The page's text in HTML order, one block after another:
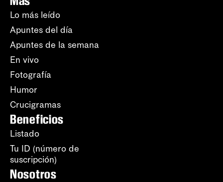
Lo más leído
Apuntes del día
Apuntes de la semana
En vivo
Fotografía
Humor
Crucigramas
Beneficios
Listado
Tu ID (número de
suscripción)
Nosotros